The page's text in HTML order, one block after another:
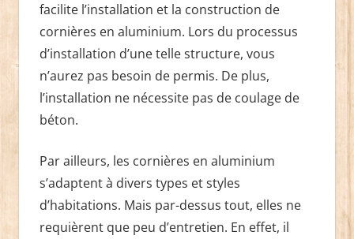
facilite l’installation et la construction de
cornières en aluminium. Lors du processus
d’installation d’une telle structure, vous
n’aurez pas besoin de permis. De plus,
l’installation ne nécessite pas de coulage de
béton.
Par ailleurs, les cornières en aluminium
s’adaptent à divers types et styles
d’habitations. Mais par-dessus tout, elles ne
requièrent que peu d’entretien. En effet, il